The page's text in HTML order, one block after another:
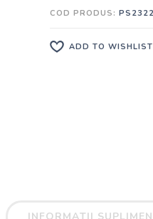
COD PRODUS:
ADD TO WISHLIST